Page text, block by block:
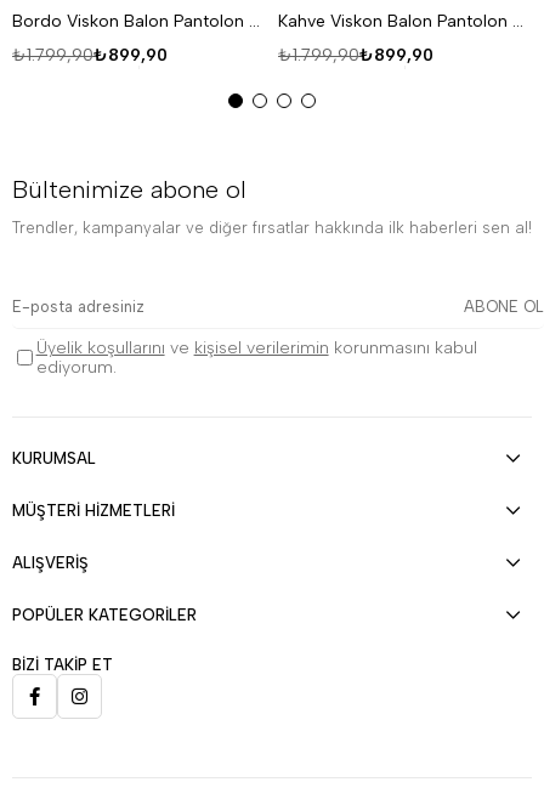
Bordo Viskon Balon Pantolon PNC 4063
₺899,90
₺1.799,90
Kahve Viskon Balon Pantolon PNC 4063
₺899,90
₺1.799,90
Bültenimize abone ol
Trendler, kampanyalar ve diğer fırsatlar hakkında ilk haberleri sen al!
ABONE OL
Üyelik koşullarını ve kişisel verilerimin korunmasını kabul
ediyorum.
KURUMSAL
MÜŞTERİ HİZMETLERİ
ALIŞVERİŞ
POPÜLER KATEGORİLER
BİZİ TAKİP ET